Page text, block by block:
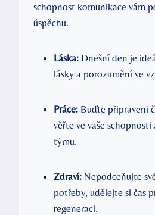
schopnost komunikace vám
úspěchu.
Láska: Dnešní den je
lásky a porozumění ve
Práce: Buďte připraveni
věřte ve vaše
týmu.
Zdraví: Nepodceňujte
potřeby, udělejte si čas
regeneraci.